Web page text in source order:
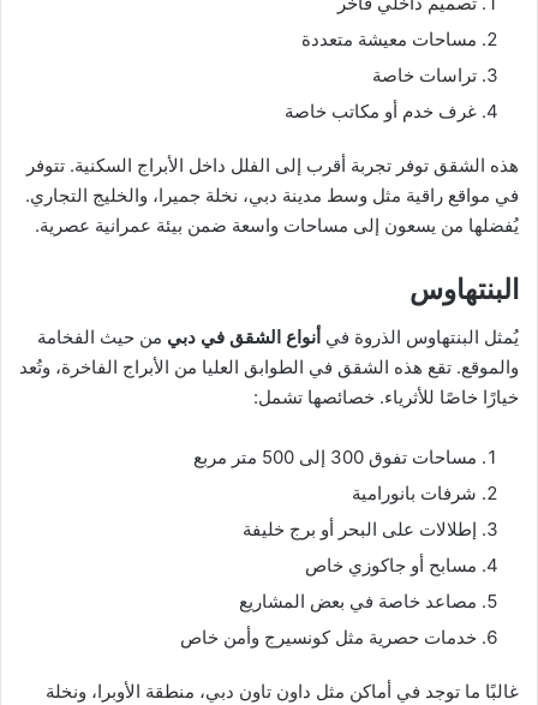
مساحات معيشة متعددة
تراسات خاصة
غرف خدم أو مكاتب خاصة
هذه الشقق توفر تجربة أقرب إلى الفلل داخل الأبراج السكنية. تتوفر
في مواقع راقية مثل وسط مدينة دبي، نخلة جميرا، والخليج التجاري.
يُفضلها من يسعون إلى مساحات واسعة ضمن بيئة عمرانية عصرية.
البنتهاوس
يُمثل البنتهاوس الذروة في أنواع الشقق في دبي من حيث الفخامة
والموقع. تقع هذه الشقق في الطوابق العليا من الأبراج الفاخرة، وتُعد
خيارًا خاصًا للأثرياء. خصائصها تشمل:
مساحات تفوق 300 إلى 500 متر مربع
شرفات بانورامية
إطلالات على البحر أو برج خليفة
مسابح أو جاكوزي خاص
مصاعد خاصة في بعض المشاريع
خدمات حصرية مثل كونسيرج وأمن خاص
غالبًا ما توجد في أماكن مثل داون تاون دبي، منطقة الأوبرا، ونخلة